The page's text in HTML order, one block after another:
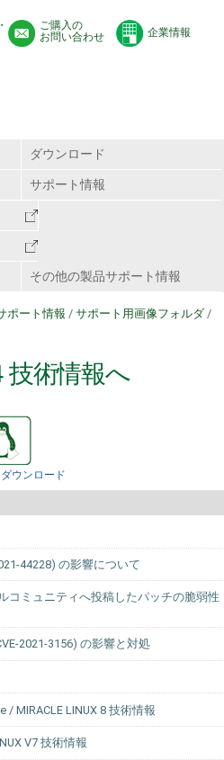
ご購入の
お問い合わせ
企業情報
ダウンロード
サポート情報
その他の製品サポート情報
ポート情報 / サポート用画像フォルダ /
技術情報へ
ダウンロード
44228) の影響について
コミュニティへ投稿したパッチの脆弱性
2021-3156) の影響と対処
/ MIRACLE LINUX 8 技術情報
V7 技術情報